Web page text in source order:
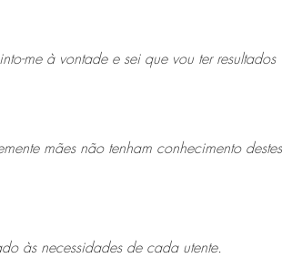
me à vontade e sei que vou ter resultados
mães não tenham conhecimento
às necessidades de cada utente.